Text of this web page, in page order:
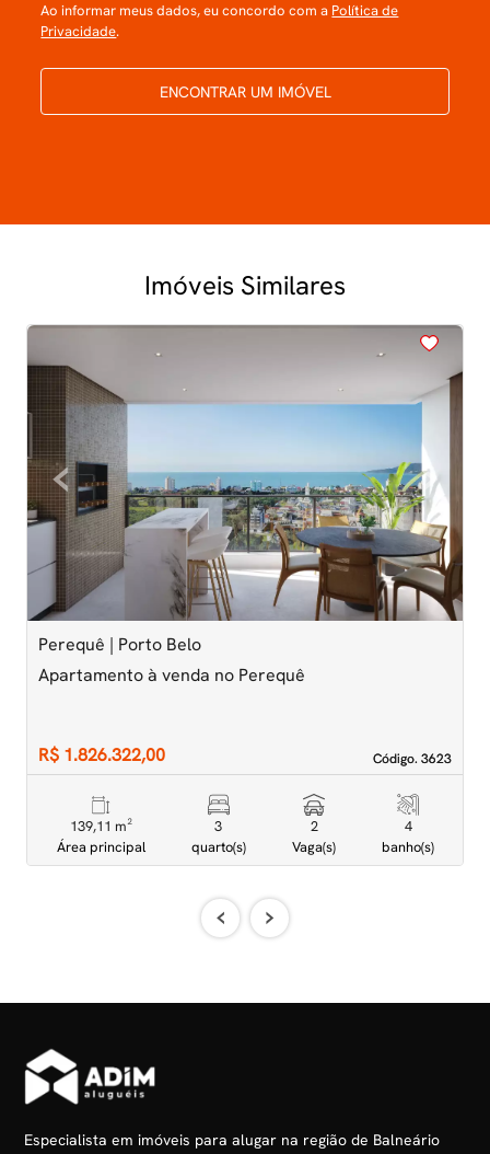
Ao informar meus dados, eu concordo com a Política de
Privacidade.
ENCONTRAR UM IMÓVEL
Imóveis Similares
<
‹Previous ›Next
Perequê | Porto Belo
Código. 3623
Código. 3623
Apartamento à venda no Perequê
R$ 1.826.322,00
139,11 m²
Área principal
3
quarto(s)
2
Vaga(s)
4
banho(s)
‹ ›
Especialista em imóveis para alugar na região de Balneário